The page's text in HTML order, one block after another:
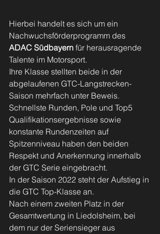
Hierbei handelt es sich um ein
Nachwuchsförderprogramm des
ADAC Südbayern für herausragende
Talente im Motorsport.
Ihre Klasse stellten beide in der
abgelaufenen GTC-Langstrecken-
Saison mehrfach unter Beweis.
Schnellste Runden, Pole und Top5
Qualifikationsergebnisse sowie
konstante Rundenzeiten auf
Spitzenniveau haben den beiden
Respekt und Anerkennung innerhalb
der GTC Serie eingebracht.
In der Saison 2022 steht der Aufstieg in
die GTC Top-Klasse an.
Nach einem zweiten Platz in der
Gesamtwertung in Liedolsheim, bei
dem nur der Seriensieger aus